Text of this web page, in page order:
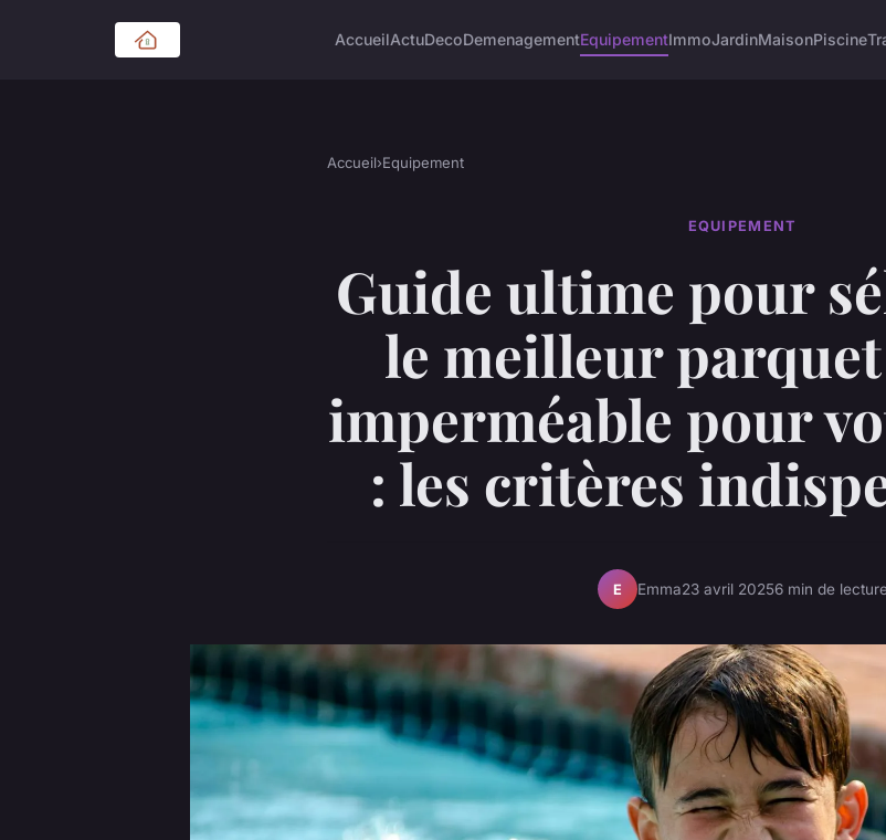
AccueilActuDecoDemenagementEquipementImmoJardinMaisonPiscine
Accueil›Equipement
EQUIPEMENT
Guide ultime pour
le meilleur
imperméable pour
: les critères
E Emma23 avril 20256 min de